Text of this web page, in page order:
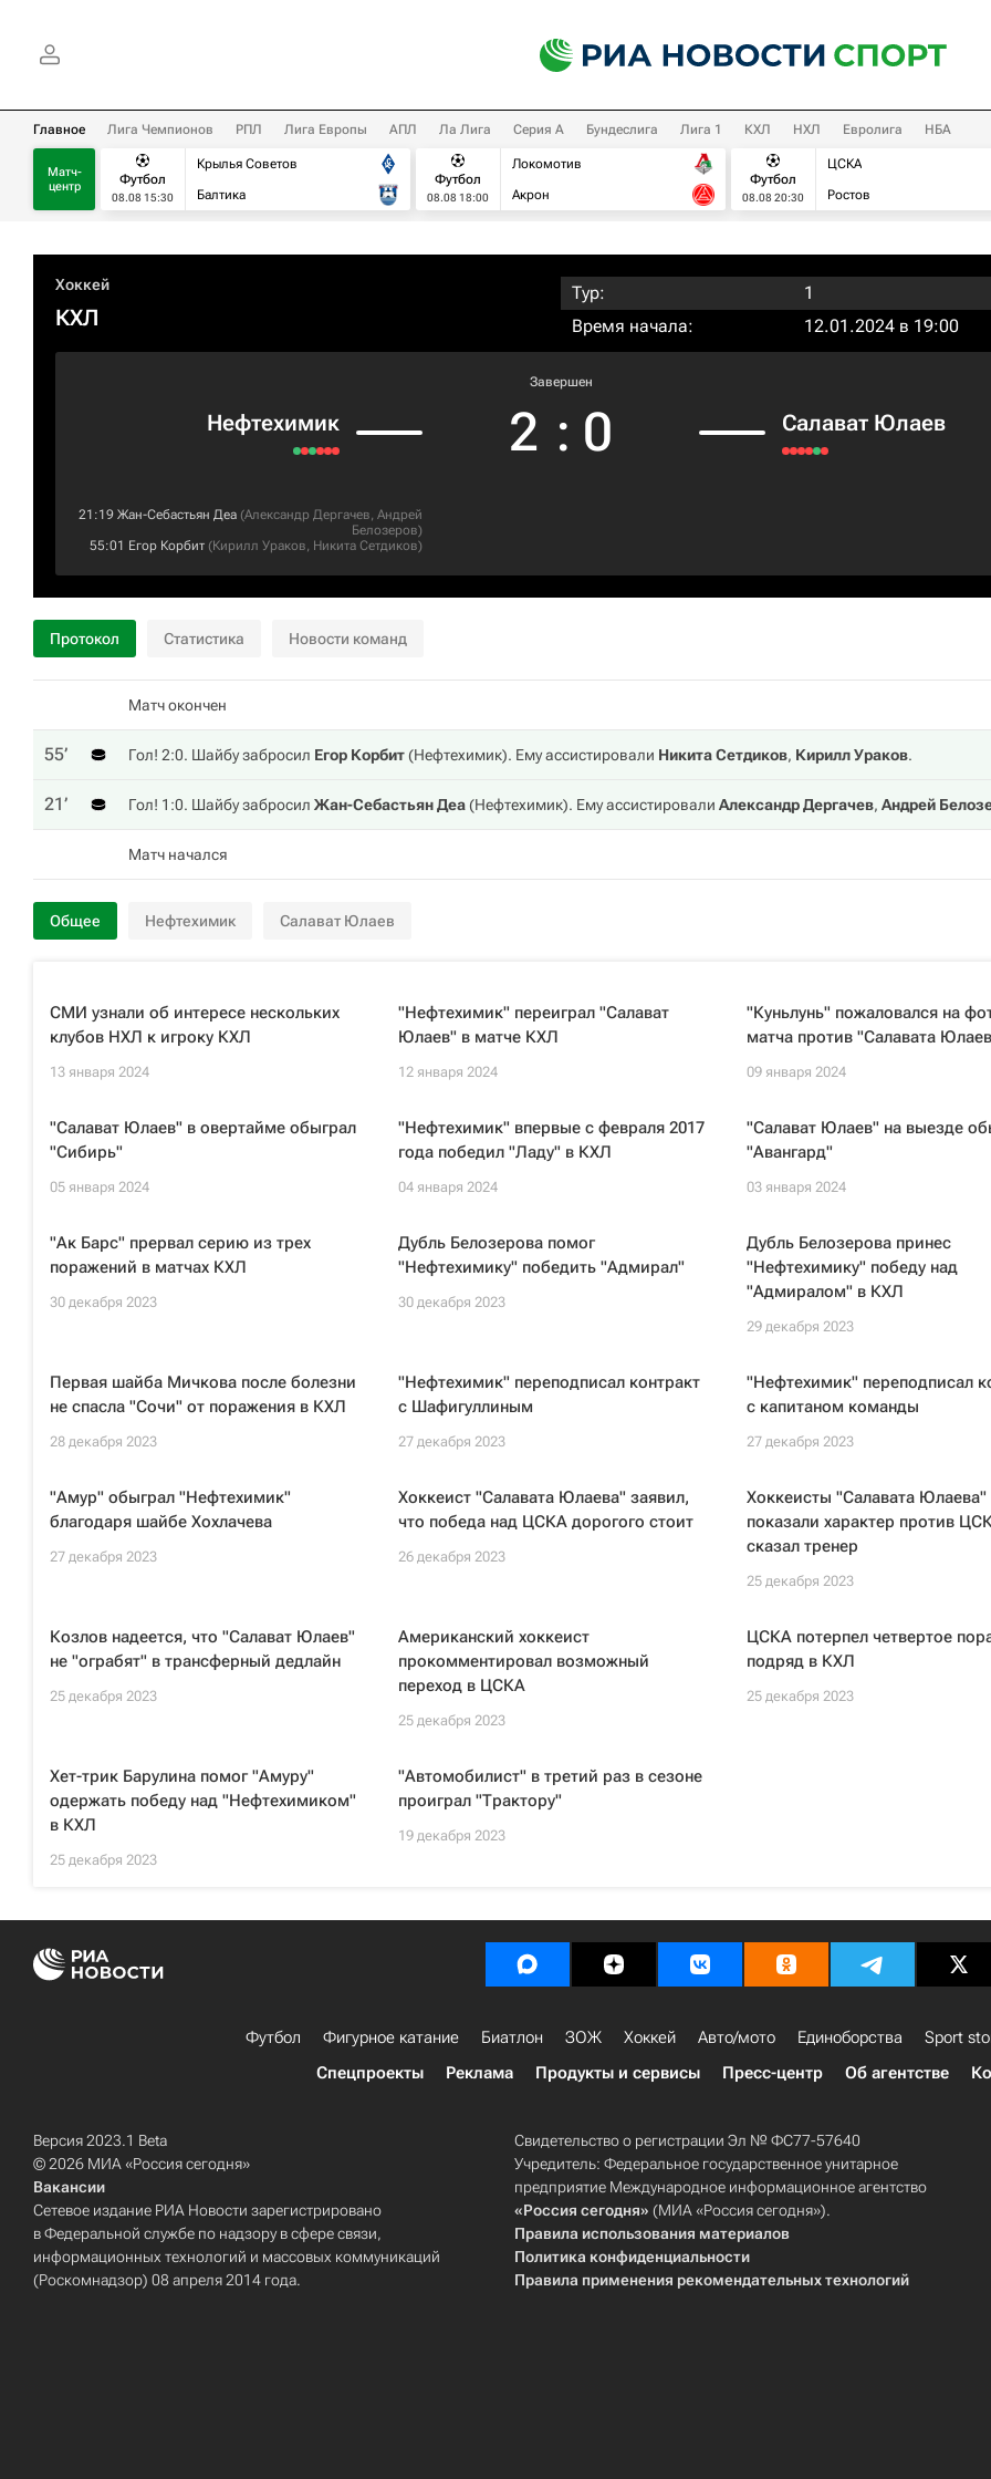
Главное Лига Чемпионов РПЛ Лига Европы АПЛ Ла Лига Серия А Бундеслига Лига 1 КХЛ НХЛ Евролига НБА
Матч-
центр
Футбол
08.08 15:30
Крылья Советов
Балтика
Футбол
08.08 18:00
Локомотив
Акрон
Футбол
08.08 20:30
ЦСКА
Ростов
Хоккей
КХЛ
Тур:
1
Время начала:
12.01.2024 в 19:00
Нефтехимик
Завершен
2 : 0 Салават Юлаев
21:19 Жан-Себастьян Деа (Александр Дергачев, Андрей
Белозеров)
55:01 Егор Корбит (Кирилл Ураков, Никита Сетдиков)
Протокол Статистика Новости команд
Матч окончен
55‎’‎ Гол! 2:0. Шайбу забросил Егор Корбит(Нефтехимик). Ему ассистировали Никита Сетдиков, Кирилл Ураков.
21‎’‎ Гол! 1:0. Шайбу забросил Жан-Себастьян Деа(Нефтехимик). Ему ассистировали Александр Дергачев, Андрей
Матч начался
Общее Нефтехимик Салават Юлаев
СМИ узнали об интересе нескольких
клубов НХЛ к игроку КХЛ
13 января 2024
"Нефтехимик" переиграл "Салават
Юлаев" в матче КХЛ
12 января 2024
"Куньлунь" пожаловался на
матча против "Салавата
09 января 2024
"Салават Юлаев" в овертайме обыграл
"Сибирь"
05 января 2024
"Нефтехимик" впервые с февраля 2017
года победил "Ладу" в КХЛ
04 января 2024
"Салават Юлаев" на выезде
"Авангард"
03 января 2024
"Ак Барс" прервал серию из трех
поражений в матчах КХЛ
30 декабря 2023
Дубль Белозерова помог
"Нефтехимику" победить "Адмирал"
30 декабря 2023
Дубль Белозерова принес
"Нефтехимику" победу над
"Адмиралом" в КХЛ
29 декабря 2023
Первая шайба Мичкова после болезни
не спасла "Сочи" от поражения в КХЛ
28 декабря 2023
"Нефтехимик" переподписал контракт
с Шафигуллиным
27 декабря 2023
"Нефтехимик" переподписал
с капитаном команды
27 декабря 2023
"Амур" обыграл "Нефтехимик"
благодаря шайбе Хохлачева
27 декабря 2023
Хоккеист "Салавата Юлаева" заявил,
что победа над ЦСКА дорогого стоит
26 декабря 2023
Хоккеисты "Салавата Юлаева"
показали характер против
сказал тренер
25 декабря 2023
Козлов надеется, что "Салават Юлаев"
не "ограбят" в трансферный дедлайн
25 декабря 2023
Американский хоккеист
прокомментировал возможный
переход в ЦСКА
25 декабря 2023
ЦСКА потерпел четвертое
подряд в КХЛ
25 декабря 2023
Хет-трик Барулина помог "Амуру"
одержать победу над "Нефтехимиком"
в КХЛ
25 декабря 2023
"Автомобилист" в третий раз в сезоне
проиграл "Трактору"
19 декабря 2023
Футбол Фигурное катание Биатлон ЗОЖ Хоккей Авто/мото Единоборства Sport
Спецпроекты
Реклама Продукты и сервисы Пресс-центр Об агентстве
Версия 2023.1 Beta
© 2026 МИА «Россия сегодня»
Вакансии
Сетевое издание РИА Новости зарегистрировано
в Федеральной службе по надзору в сфере связи,
информационных технологий и массовых коммуникаций
(Роскомнадзор) 08 апреля 2014 года.
Свидетельство о регистрации Эл № ФС77-57640
Учредитель: Федеральное государственное унитарное
предприятие Международное информационное агентство
«Россия сегодня» (МИА «Россия сегодня»).
Правила использования материалов
Политика конфиденциальности
Правила применения рекомендательных технологий